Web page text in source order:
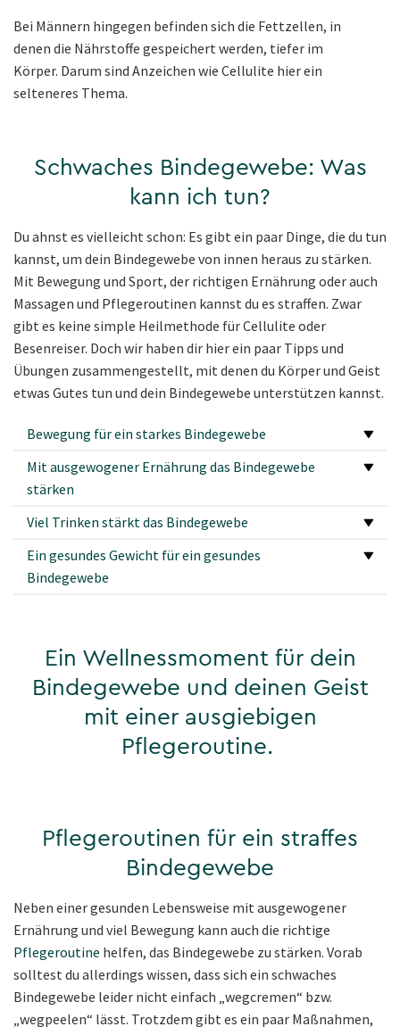
Bei Männern hingegen befinden sich die Fettzellen, in
denen die Nährstoffe gespeichert werden, tiefer im
Körper. Darum sind Anzeichen wie Cellulite hier ein
selteneres Thema.
Schwaches Bindegewebe: Was
kann ich tun?
Du ahnst es vielleicht schon: Es gibt ein paar Dinge, die du tun
kannst, um dein Bindegewebe von innen heraus zu stärken.
Mit Bewegung und Sport, der richtigen Ernährung oder auch
Massagen und Pflegeroutinen kannst du es straffen. Zwar
gibt es keine simple Heilmethode für Cellulite oder
Besenreiser. Doch wir haben dir hier ein paar Tipps und
Übungen zusammengestellt, mit denen du Körper und Geist
etwas Gutes tun und dein Bindegewebe unterstützen kannst.
Bewegung für ein starkes Bindegewebe
Mit ausgewogener Ernährung das Bindegewebe
stärken
Viel Trinken stärkt das Bindegewebe
Ein gesundes Gewicht für ein gesundes
Bindegewebe
Ein Wellnessmoment für dein
Bindegewebe und deinen Geist
mit einer ausgiebigen
Pflegeroutine.
Pflegeroutinen für ein straffes
Bindegewebe
Neben einer gesunden Lebensweise mit ausgewogener
Ernährung und viel Bewegung kann auch die richtige
Pflegeroutine helfen, das Bindegewebe zu stärken. Vorab
solltest du allerdings wissen, dass sich ein schwaches
Bindegewebe leider nicht einfach „wegcremen“ bzw.
„wegpeelen“ lässt. Trotzdem gibt es ein paar Maßnahmen,